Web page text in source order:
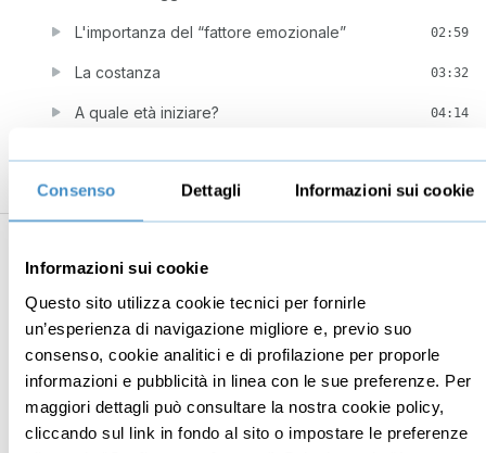
Consenso Dettagli Informazioni sui cookie
Informazioni sui cookie
Questo sito utilizza cookie tecnici per fornirle
un’esperienza di navigazione migliore e, previo suo
consenso, cookie analitici e di profilazione per proporle
informazioni e pubblicità in linea con le sue preferenze. Per
maggiori dettagli può consultare la nostra cookie policy,
cliccando sul link in fondo al sito o impostare le preferenze
L'importanza del “fattore emozionale” 02:59
La costanza 03:32
A quale età iniziare? 04:14
Il pericolo più grande 02:22
solo l'inizio!
Come faccio a sapere se sta imparando?
Qualche gioco di esempio
Come motivare il bambino 04:15
Perchè questo gioco funziona e...e poi?